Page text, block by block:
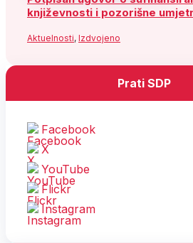
književnosti i pozorišne
Aktuelnosti, Izdvojeno
Prati SDP
Facebook
X
YouTube
Flickr
Instagram